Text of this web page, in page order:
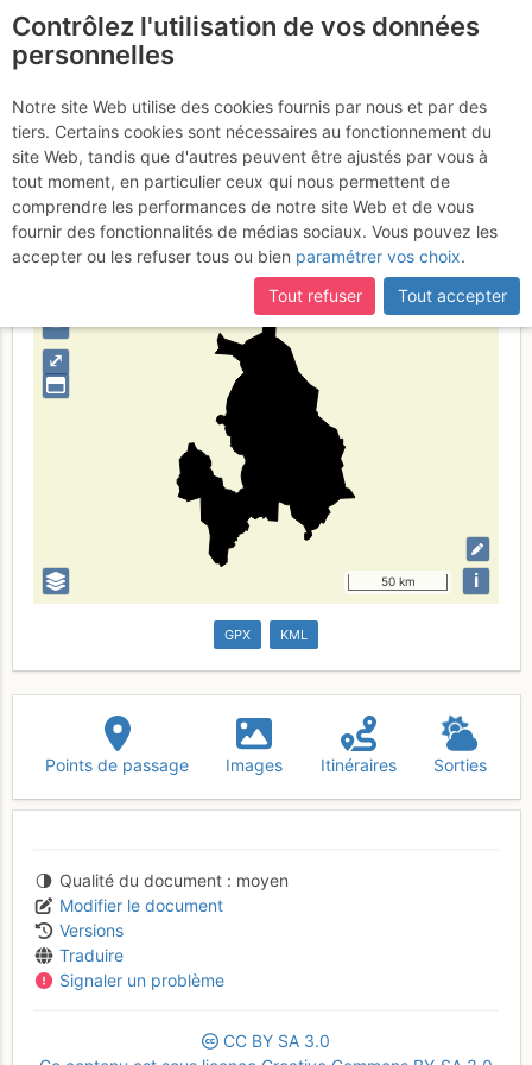
certaines pages ne sont plus accessibles, manquantes ou
incomplètes, déconnectez-vous puis reconnectez-vous à votre
compte sur le site.
Akershus
Type de région limite administrative
⤢
–
50 km i
GPX KML
Points de passage Images Itinéraires Sorties
Qualité du document
moyen
Modifier le document
Versions
Traduire
Signaler un problème
CC BY SA 3.0
Contrôlez l'utilisation de vos données
personnelles
Notre site Web utilise des cookies fournis par nous et par des
tiers. Certains cookies sont nécessaires au fonctionnement du
site Web, tandis que d'autres peuvent être ajustés par vous à
tout moment, en particulier ceux qui nous permettent de
comprendre les performances de notre site Web et de vous
fournir des fonctionnalités de médias sociaux. Vous pouvez les
accepter ou les refuser tous ou bien paramétrer vos choix.
Tout refuser
Tout accepter